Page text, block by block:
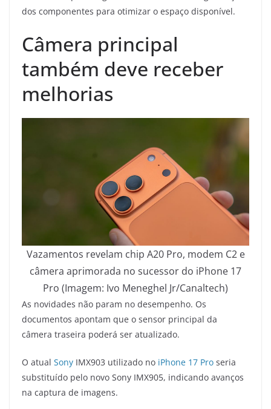
dos componentes para otimizar o espaço disponível.
Câmera principal
também deve receber
melhorias
Vazamentos revelam chip A20 Pro, modem C2 e
câmera aprimorada no sucessor do iPhone 17
Pro (Imagem: Ivo Meneghel Jr/Canaltech)
As novidades não param no desempenho. Os
documentos apontam que o sensor principal da
câmera traseira poderá ser atualizado.
O atual Sony IMX903 utilizado no iPhone 17 Pro seria
substituído pelo novo Sony IMX905, indicando avanços
na captura de imagens.